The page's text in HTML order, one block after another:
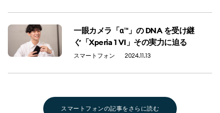
一眼カメラ「α™」の DNA を受け継
ぐ「Xperia 1 VI」その実力に迫る
スマートフォン 2024.11.13
スマートフォンの記事をさらに読む